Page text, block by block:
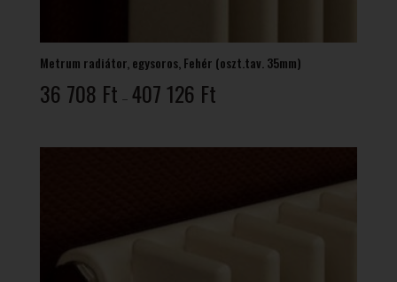
Metrum radiátor, egysoros, Fehér (oszt.tav. 35mm)
36 708 Ft – 407 126 Ft36
-